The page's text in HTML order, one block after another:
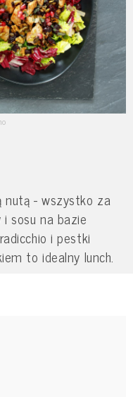
nutą - wszystko za
sosu na bazie
i pestki
to idealny lunch.